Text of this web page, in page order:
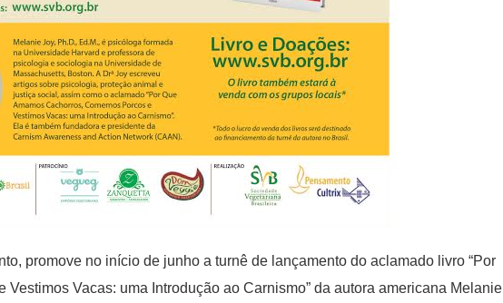
promove no início de junho a turnê de lançamento do aclamado livro “Por
Vacas: uma Introdução ao Carnismo” da autora americana Melanie